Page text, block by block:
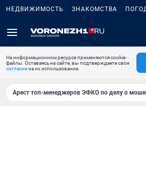
НЕДВИЖИМОСТЬ ЗНАКОМСТВА
На информационном ресурсе применяются cookie-
файлы. Оставаясь на сайте, вы подтверждаете свое
согласиена их использование.
Арест топ-менеджеров ЭФКО по делу о